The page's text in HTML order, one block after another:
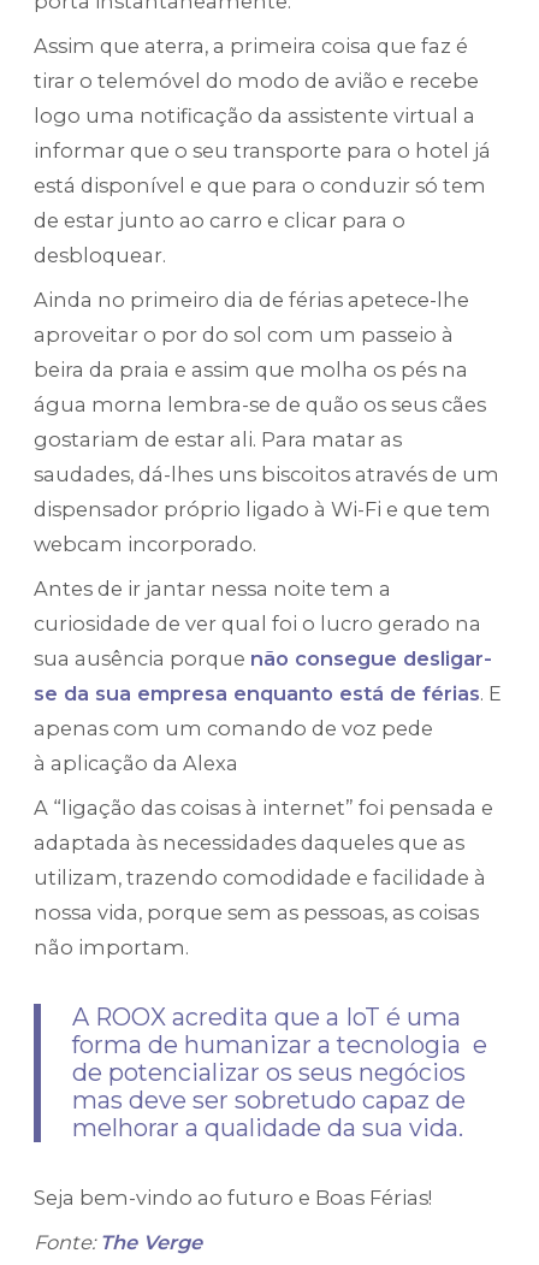
Assim que aterra, a primeira coisa que faz é
tirar o telemóvel do modo de avião e recebe
logo uma notificação da assistente virtual a
informar que o seu transporte para o hotel já
está disponível e que para o conduzir só tem
de estar junto ao carro e clicar para o
desbloquear.
Ainda no primeiro dia de férias apetece-lhe
aproveitar o por do sol com um passeio à
beira da praia e assim que molha os pés na
água morna lembra-se de quão os seus cães
gostariam de estar ali. Para matar as
saudades, dá-lhes uns biscoitos através de um
dispensador próprio ligado à Wi-Fi e que tem
webcam incorporado.
Antes de ir jantar nessa noite tem a
curiosidade de ver qual foi o lucro gerado na
sua ausência porque não consegue desligar-
se da sua empresa enquanto está de férias. E
apenas com um comando de voz pede
à aplicação da Alexa
A “ligação das coisas à internet” foi pensada e
adaptada às necessidades daqueles que as
utilizam, trazendo comodidade e facilidade à
nossa vida, porque sem as pessoas, as coisas
não importam.
A ROOX acredita que a IoT é uma
forma de humanizar a tecnologia e
de potencializar os seus negócios
mas deve ser sobretudo capaz de
melhorar a qualidade da sua vida.
Seja bem-vindo ao futuro e Boas Férias!
Fonte: The Verge